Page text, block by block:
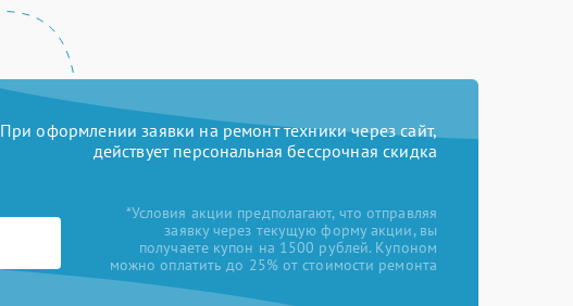
При оформлении заявки на ремонт техники через сайт,
действует персональная бессрочная скидка
*Условия акции предполагают, что отправляя
заявку через текущую форму акции, вы
получаете купон на 1500 рублей. Купоном
можно оплатить до 25% от стоимости ремонта